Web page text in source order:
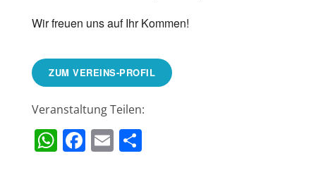
Wir freuen uns auf Ihr Kommen!
ZUM VEREINS-PROFIL
Veranstaltung Teilen:
WhatsApp
Facebook
Email